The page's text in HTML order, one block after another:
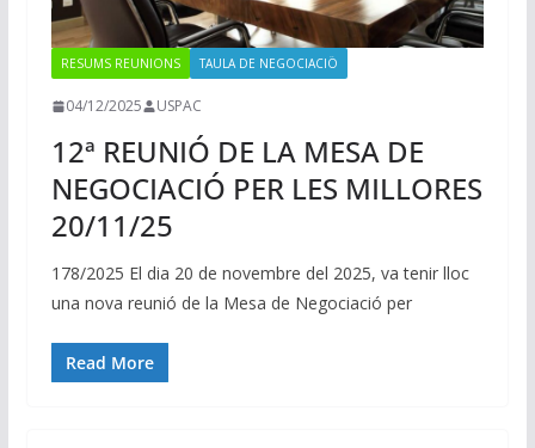
RESUMS REUNIONS TAULA DE NEGOCIACIÖ
04/12/2025 USPAC
12ª REUNIÓ DE LA MESA DE
NEGOCIACIÓ PER LES MILLORES
20/11/25
178/2025 El dia 20 de novembre del 2025, va tenir lloc
una nova reunió de la Mesa de Negociació per
Read More